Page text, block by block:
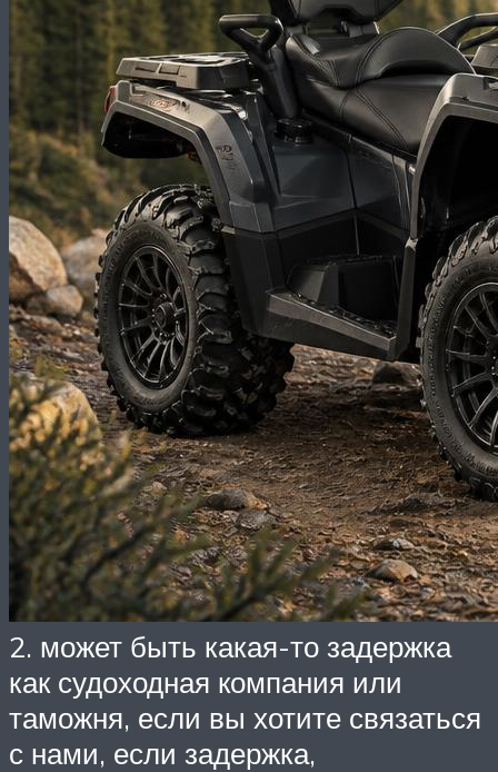
2. может быть какая-то задержка
как судоходная компания или
таможня, если вы хотите связаться
с нами, если задержка,